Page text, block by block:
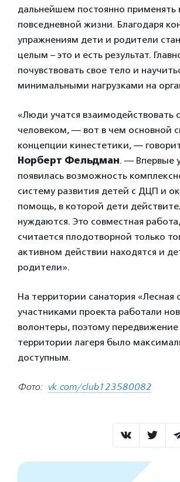
дальнейшем постоянно применять
повседневной жизни. Благодаря
упражнениям дети и родители
целым – это и есть результат.
почувствовать свое тело и
минимальными нагрузками на
«Люди учатся взаимодействовать
человеком, — вот в чем основной
концепции кинестетики, —
Норберт Фельдман. — Впервые
появилась возможность
систему развития детей с ДЦП и
помощь, в которой дети
нуждаются. Это совместная
считается плодотворной только
активном действии находятся и
родители».
На территории санатория «Лесная
участниками проекта работали
волонтеры, поэтому передвижение
территории лагеря было
доступным.
Фото: vk.com/club123580082